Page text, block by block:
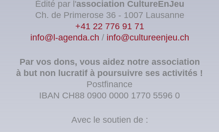
Édité par l'association CultureEnJeu
Ch. de Primerose 36 - 1007 Lausanne
+41 22 776 91 71
info@l-agenda.ch / info@cultureenjeu.ch
Par vos dons, vous aidez notre association
à but non lucratif à poursuivre ses activités !
Postfinance
IBAN CH88 0900 0000 1770 5596 0
Avec le soutien de :